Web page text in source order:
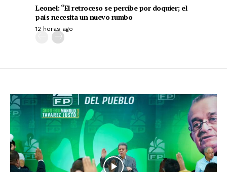
Leonel: “El retroceso se percibe por doquier; el
país necesita un nuevo rumbo
12 horas ago